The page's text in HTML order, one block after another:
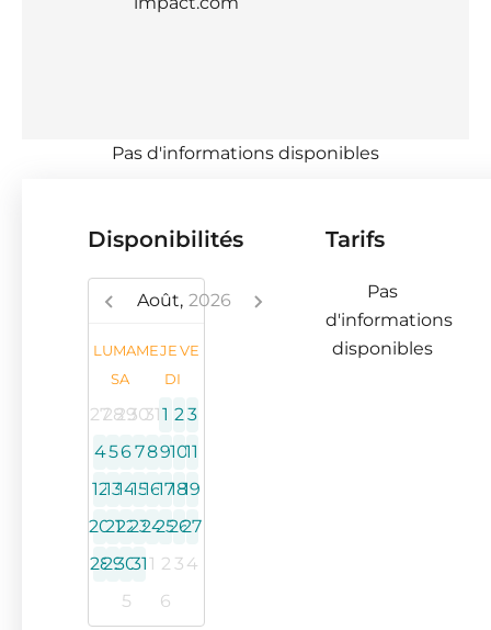
Pas d'informations disponibles
Disponibilités
Août, 2026
LUMAMEJE VE
SA
DI
27282930311 2 3
4567891011
1213141516171819
2021222324252627
282930311 2 3 4
5
6
Tarifs
Pas
d'informations
disponibles